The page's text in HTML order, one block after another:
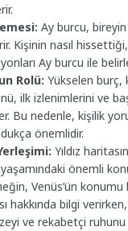
Ay burcu,
Kişinin nasıl
Ay burcu ile
Rolü: Yükselen burç,
ilk izlenimlerini ve
Bu nedenle, kişilik
önemlidir.
Yıldız
önemli
Venüs’ün
hakkında bilgi
ve rekabetçi